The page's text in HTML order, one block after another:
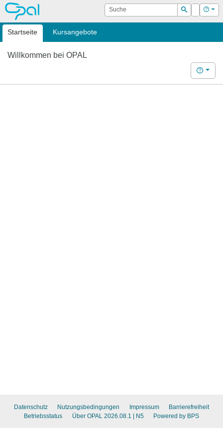
OPAL Suche
Suchen
Login Hilfe
Startseite Kursangebote
Willkommen bei OPAL
Hilfe
Datenschutz Nutzungsbedingungen Impressum
Barrierefreiheit
Betriebsstatus
Über OPAL 2026.08.1 | N5 Powered by BPS